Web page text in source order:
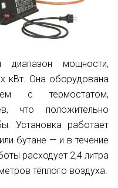
диапазон мощности,
кВт. Она оборудована
с термостатом,
что положительно
Установка работает
бутане — и в течение
расходует 2,4 литра
тёплого воздуха.